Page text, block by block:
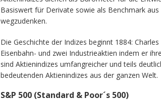
Basiswert für Derivate sowie als Benchmark
wegzudenken.
Die Geschichte der Indizes beginnt 1884:
Eisenbahn- und zwei Industrieaktien indem er
sind Aktienindizes umfangreicher und teils
bedeutenden Aktienindizes aus der ganzen Welt.
S&P 500 (Standard & Poor´s 500)